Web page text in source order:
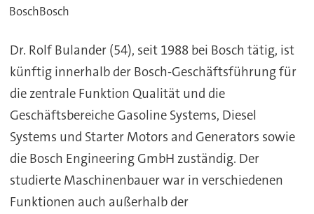
BoschBosch
Dr. Rolf Bulander(54), seit 1988 bei Bosch tätig, ist
künftig innerhalb der Bosch-Geschäftsführung für
die zentrale Funktion Qualität und die
Geschäftsbereiche Gasoline Systems, Diesel
Systems und Starter Motors and Generators sowie
die Bosch Engineering GmbH zuständig. Der
studierte Maschinenbauer war in verschiedenen
Funktionen auch außerhalb der